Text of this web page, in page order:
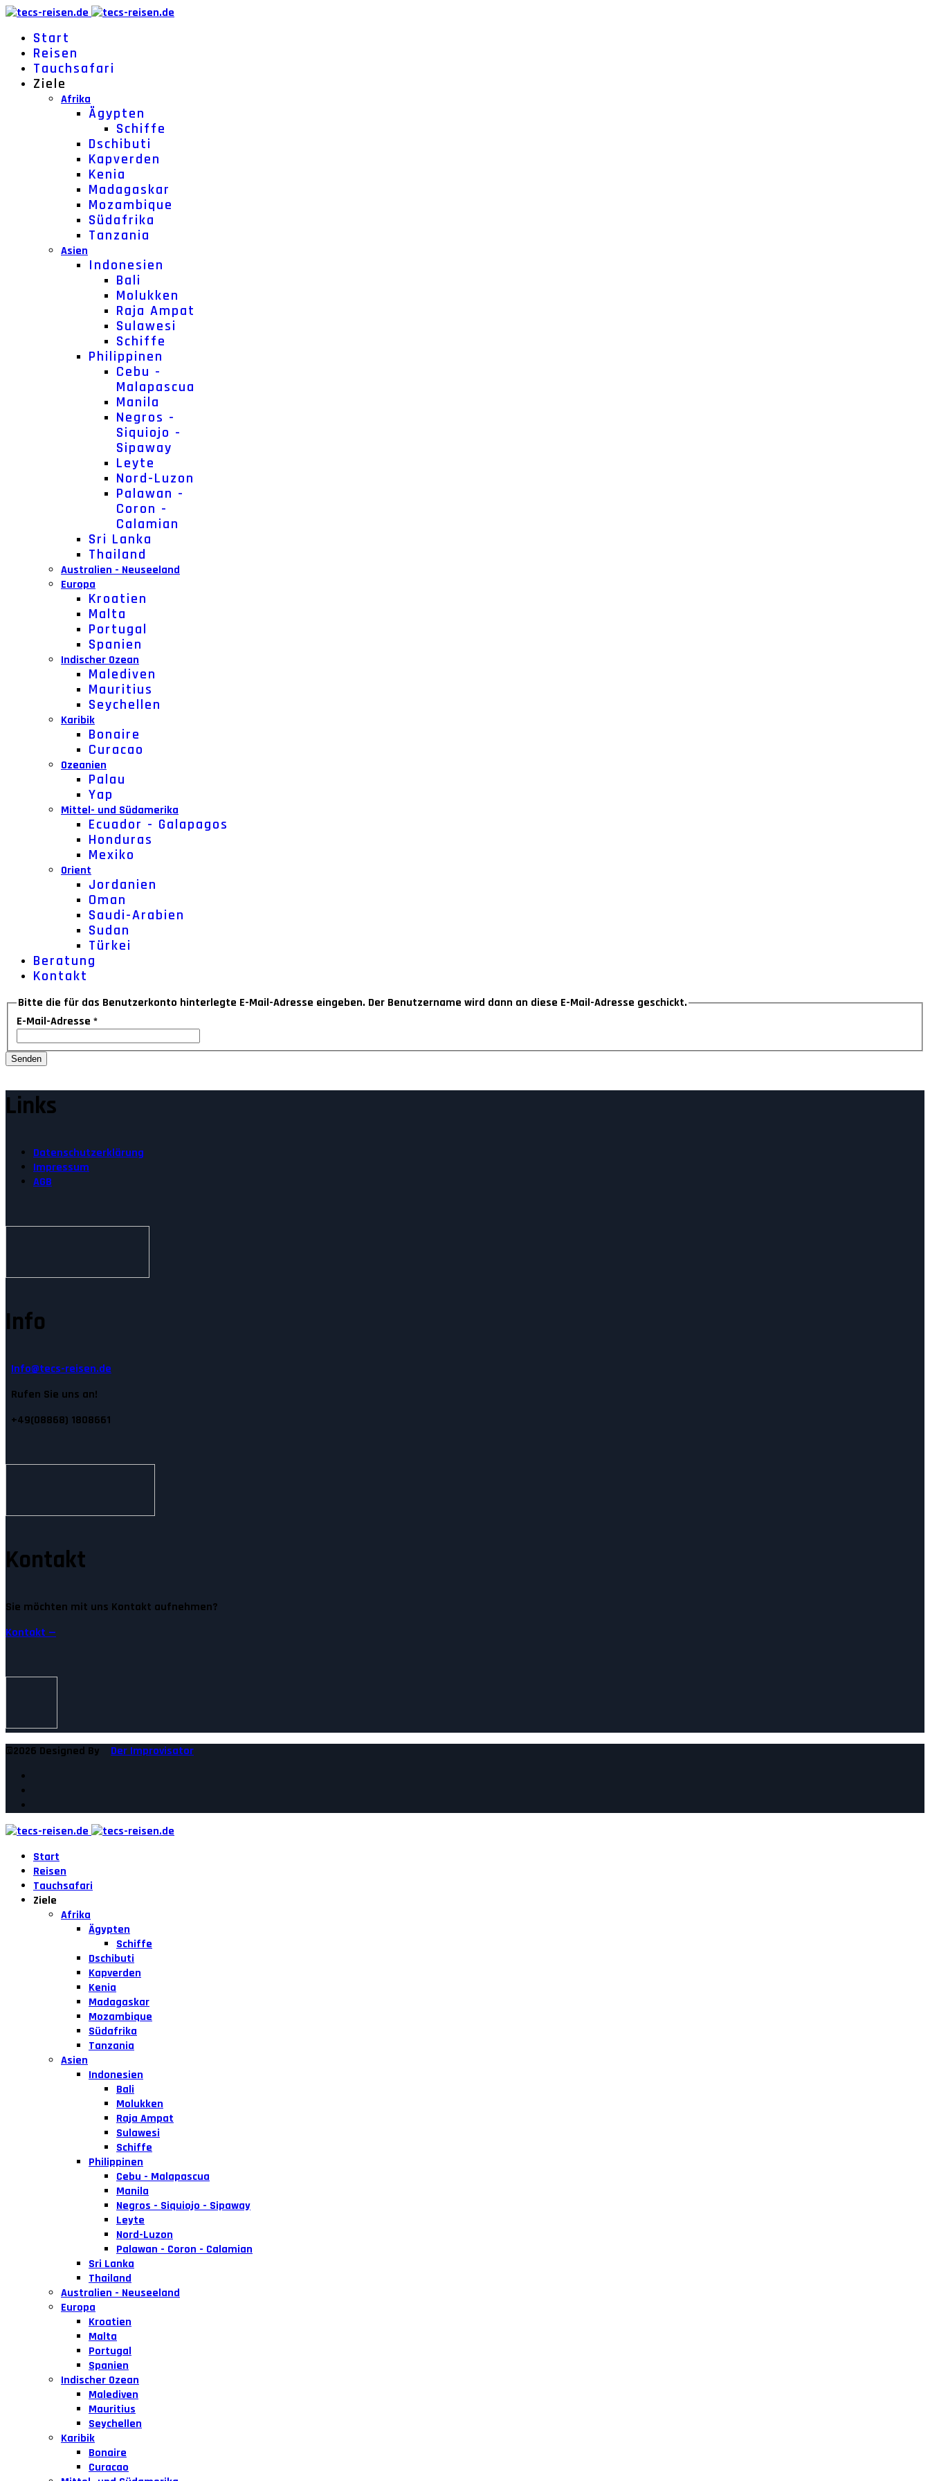
Start
Reisen
Tauchsafari
Ziele
Afrika
Ägypten
Schiffe
Dschibuti
Kapverden
Kenia
Madagaskar
Mozambique
Südafrika
Tanzania
Asien
Indonesien
Bali
Molukken
Raja Ampat
Sulawesi
Schiffe
Philippinen
Cebu -
Malapascua
Manila
Negros -
Siquiojo -
Sipaway
Leyte
Nord-Luzon
Palawan -
Coron -
Calamian
Sri Lanka
Thailand
Australien - Neuseeland
Europa
Kroatien
Malta
Portugal
Spanien
Indischer Ozean
Malediven
Mauritius
Seychellen
Karibik
Bonaire
Curacao
Ozeanien
Palau
Yap
Mittel- und Südamerika
Ecuador - Galapagos
Honduras
Mexiko
Orient
Jordanien
Oman
Saudi-Arabien
Sudan
Türkei
Beratung
Kontakt
Bitte die für das Benutzerkonto hinterlegte E-Mail-Adresse eingeben. Der Benutzername wird dann an diese E-Mail-Adresse geschickt.
E-Mail-Adresse *
Senden
Links
Datenschutzerklärung
Impressum
AGB
Info
Info@tecs-reisen.de
Rufen Sie uns an!
+49(08868) 1808661
Kontakt
Sie möchten mit uns Kontakt aufnehmen?
Kontakt —
©2026 Designed By Der Improvisator
Start
Reisen
Tauchsafari
Ziele
Afrika
Ägypten
Schiffe
Dschibuti
Kapverden
Kenia
Madagaskar
Mozambique
Südafrika
Tanzania
Asien
Indonesien
Bali
Molukken
Raja Ampat
Sulawesi
Schiffe
Philippinen
Cebu - Malapascua
Manila
Negros - Siquiojo - Sipaway
Leyte
Nord-Luzon
Palawan - Coron - Calamian
Sri Lanka
Thailand
Australien - Neuseeland
Europa
Kroatien
Malta
Portugal
Spanien
Indischer Ozean
Malediven
Mauritius
Seychellen
Karibik
Bonaire
Curacao